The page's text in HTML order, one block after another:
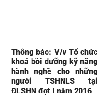
Thông báo: V/v Tổ chức
khoá bồi dưỡng kỹ năng
hành nghề cho những
người TSHNLS tại
ĐLSHN đợt I năm 2016